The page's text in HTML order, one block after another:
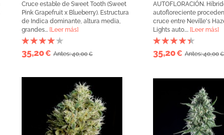
Cruce estable de Sweet Tooth (Sweet
Pink Grapefruit x Blueberry). Estructura
de Indica dominante, altura media,
grandes... [Leer más]
35,20€ Antes: 40,00€
AUTOFLORACIÓN.
autofloreciente
cruce entre Neville's
Lights auto.... [Leer más]
35,20€ Antes: 40,00€